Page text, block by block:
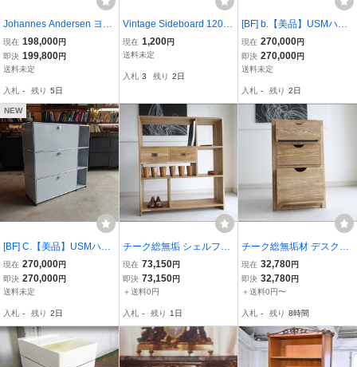
Johannes Andersen ヨハ
ネスアンダーセン チーク
キャビネット 北欧家具 デ
ンマーク 北欧ヴィンテー
上 再塗装済み
現在 198,000円
即決 199,800円
送料未定
入札 - 残り 5日
Vintage Sideboard 1200
By HAGIHARA / #森繁 #
松岡漆工 #大塚家具 天然
ャビネット チェスト ジャ
現在 1,200円
送料未定
入札 3 残り 2日
[BF] b.【美品】USMハラ
ー 2列3段 キャビネット
ライトグレー W1020×D3
80×H1090mm 本棚 サイ
ム収納
現在 270,000円
即決 270,000円
送料未定
入札 - 残り 2日
NEW
[BF] C.【美品】USMハラ
ー 2列3段 キャビネット
ライトグレー W1020×D3
80×H1090mm 本棚 サイ
ム収納
現在 270,000円
即決 270,000円
送料未定
入札 - 残り 2日
チーク総無垢 シェルフ引
出二杯N 本棚 収納棚 ナチ
ュラル 飾り棚 書棚 リビ
ングシェルフ シンプル 間
料
現在 73,150円
即決 73,150円
＋送料0円
入札 - 残り 1日
チーク総無垢材 デスクサ
イドキャビネットNW チ
ェスト ベッドサイドテー
ブル 収納家具 タンス 手
銘木家具
現在 32,780円
即決 32,780円
＋送料0円〜
入札 - 残り 8時間